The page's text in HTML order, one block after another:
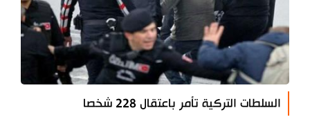
السلطات التركية تأمر باعتقال 228 شخصا